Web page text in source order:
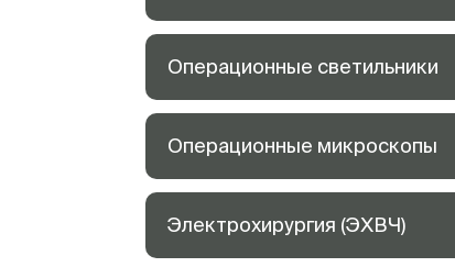
Операционные светильники
Операционные микроскопы
Электрохирургия (ЭХВЧ)